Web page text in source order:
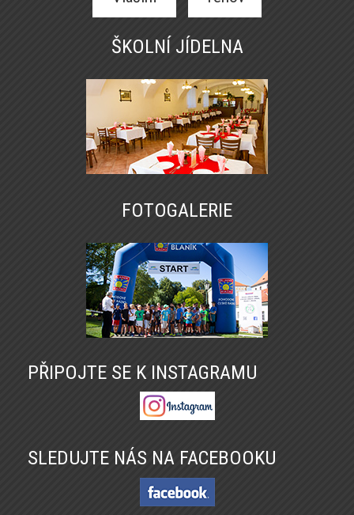
ŠKOLNÍ JÍDELNA
FOTOGALERIE
PŘIPOJTE SE K INSTAGRAMU
SLEDUJTE NÁS NA FACEBOOKU